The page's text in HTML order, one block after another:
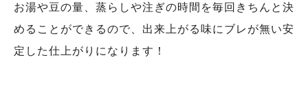
お湯や豆の量、蒸らしや注ぎの時間を毎回きちんと決
めることができるので、出来上がる味にブレが無い安
定した仕上がりになります！